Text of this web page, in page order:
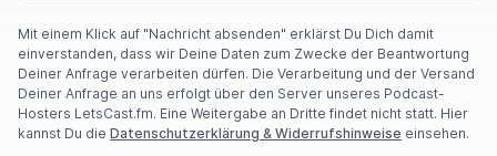
SPEAKER 1 00:01:59
den du dir dann, oh Gott, ich, danke. Ja,
willkommen zurück beim Haushalts-Podcast.
Mit einem Klick auf "Nachricht absenden" erklärst Du Dich damit
einverstanden, dass wir Deine Daten zum Zwecke der Beantwortung
Deiner Anfrage verarbeiten dürfen. Die Verarbeitung und der Versand
Deiner Anfrage an uns erfolgt über den Server unseres Podcast-
Hosters LetsCast.fm. Eine Weitergabe an Dritte findet nicht statt. Hier
kannst Du die Datenschutzerklärung & Widerrufshinweise einsehen.